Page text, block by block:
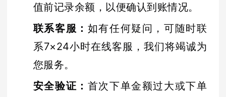
值前记录余额，以便确认到账情况。
联系客服 ： 如有任何疑问，可随时联
系7×24小时在线客服，我们将竭诚为
您服务。
安全验证 ： 首次下单金额过大或下单